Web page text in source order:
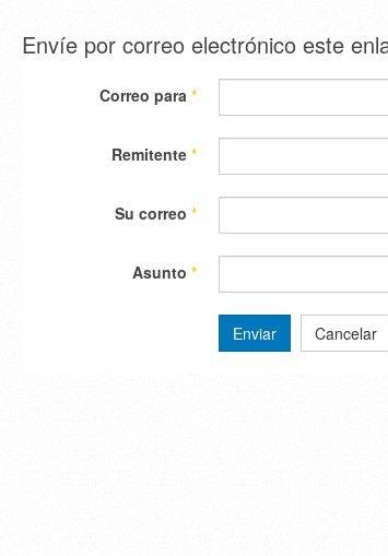
Envíe por correo electrónico este
Correo para *
Remitente *
Su correo *
Asunto *
Enviar Cancelar